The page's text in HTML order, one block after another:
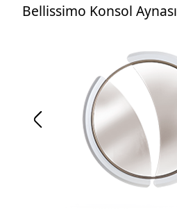
Bellissimo Konsol Aynası